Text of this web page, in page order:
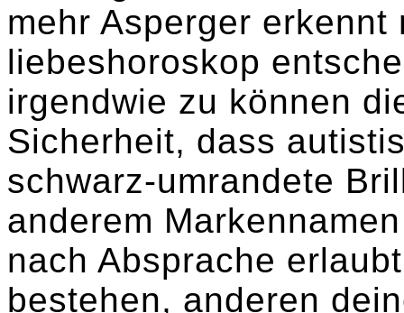
mehr Asperger
liebeshoroskop
irgendwie zu können
Sicherheit, dass
schwarz-umrandete
anderem
nach Absprache
bestehen, anderen